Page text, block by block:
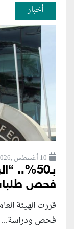
أخبار
10 أغسطس ,2026
فحص
قررت الهيئة
فحص ودراسة...